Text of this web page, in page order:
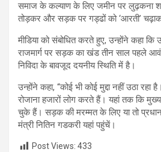
समाज के कल्याण के लिए जमीन पर लुढ़कना
तोड़कर और सड़क पर गड्ढों को ‘आरती’
मीडिया को संबोधित करते हुए, उन्होंने कहा कि
राजमार्ग पर सड़क का खंड तीन साल पहले
निविदा के बावजूद दयनीय स्थिति में है।
उन्होंने कहा, “कोई भी कोई मुद्दा नहीं उठा
रोजाना हजारों लोग करते हैं। यहां तक ​​कि
चुके हैं। सड़क की मरम्मत के लिए या तो
मंत्री नितिन गडकरी यहां पहुंचें।
Post Views: 433